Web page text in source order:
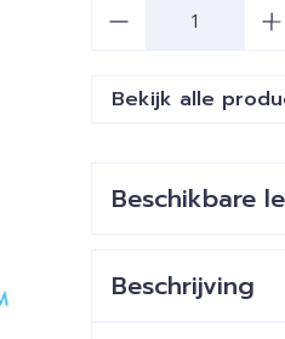
Bekijk alle
Beschikbare
Beschrijving